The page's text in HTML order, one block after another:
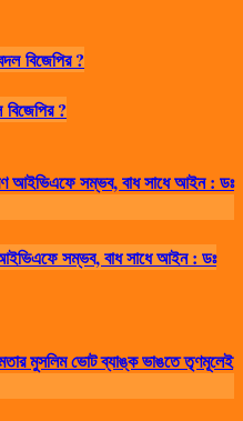
বিজেপির ?
আইভিএফে সম্ভব, বাধ সাধে আইন : ডঃ